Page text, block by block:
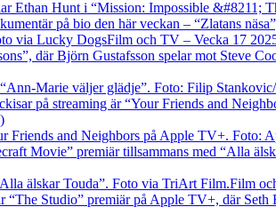
på bio den här veckan – “Zlatans
Film och TV – Vecka 17
där Björn Gustafsson spelar mot Steve
på streaming är “Your Friends and
Movie” premiär tillsammans med “Alla
Film
“The Studio” premiär på Apple TV+, där